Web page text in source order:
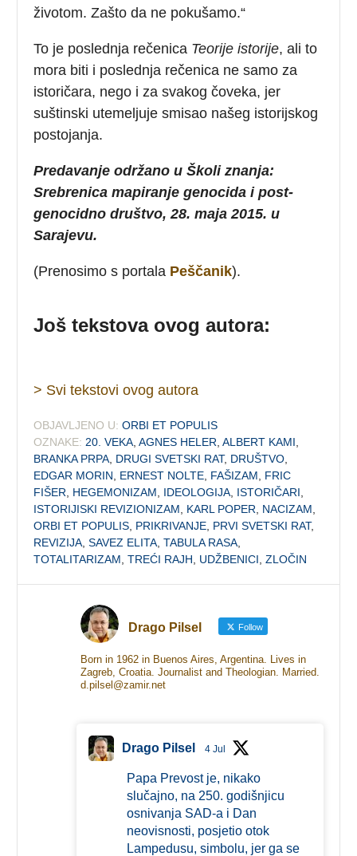
životom. Zašto da ne pokušamo.“
To je poslednja rečenica Teorije istorije, ali to
mora biti i poslednja rečenica ne samo za
istoričara, nego i za svakog čoveka, jer
suštinski utemeljuje smisao našeg istorijskog
postojanja.
Predavanje održano u Školi znanja:
Srebrenica mapiranje genocida i post-
genocidno društvo, 28. maja 2015. u
Sarajevu.
(Prenosimo s portala Peščanik).
Još tekstova ovog autora:
> Svi tekstovi ovog autora
OBJAVLJENO U: ORBI ET POPULIS
OZNAKE: 20. VEKA ,AGNES HELER ,ALBERT KAMI
BRANKA PRPA DRUGI SVETSKI RAT, DRUŠTVO
EDGAR MORIN
ERNEST NOLTE FAŠIZAM
FRIC
FIŠER
HEGEMONIZAM IDEOLOGIJA ISTORIČARI
ISTORIJISKI REVIZIONIZAM
KARL POPER NACIZAM
ORBI ET POPULIS PRIKRIVANJE PRVI SVETSKI RAT,
REVIZIJA ,SAVEZ ELITA ,TABULA RASA
TOTALITARIZAM ,TREĆI RAJH UDŽBENICI ,ZLOČIN
Drago Pilsel Follow
Born in 1962 in Buenos Aires, Argentina. Lives in
Zagreb, Croatia. Journalist and Theologian. Married.
d.pilsel@zamir.net
Drago Pilsel 4 Jul
Papa Prevost je, nikako
slučajno, na 250. godišnjicu
osnivanja SAD-a i Dan
neovisnosti, posjetio otok
Lampedusu, simbolu, jer ga se